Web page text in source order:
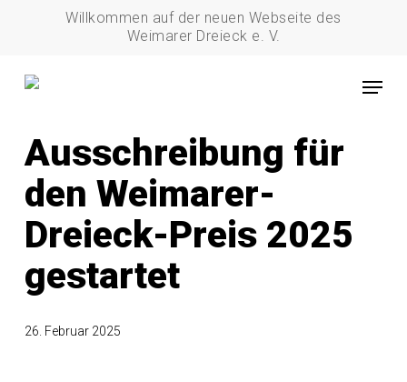
content
Willkommen auf der neuen Webseite des
Weimarer Dreieck e. V.
Menu
Ausschreibung für
den Weimarer-
Dreieck-Preis 2025
gestartet
26. Februar 2025